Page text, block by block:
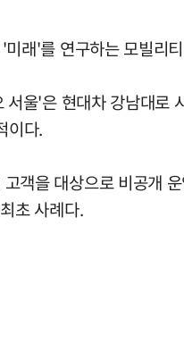
래'를 연구하는 모빌리
울'은 현대차 강남대로
이다.
객을 대상으로 비공개
초 사례다.